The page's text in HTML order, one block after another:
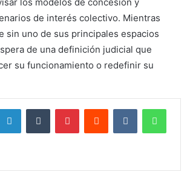
de interés colectivo. Mientras
sin uno de sus principales espacios
de una definición judicial que
su funcionamiento o redefinir su
LinkedInTumblr PinterestReddit VKontakte